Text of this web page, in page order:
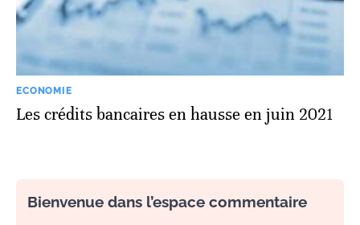
ECONOMIE
Les crédits bancaires en hausse en juin 2021
Bienvenue dans l’espace commentaire